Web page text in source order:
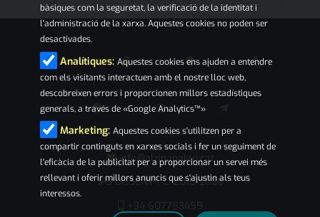
info@alzinapalau.cat
JPS DISSENY|© 2019-2026
bàsiques com la seguretat, la verificació de la identitat i
l'administració de la xarxa. Aquestes cookies no poden ser
desactivades.
Analítiques: Aquestes cookies ens ajuden a entendre
com els visitants interactuen amb el nostre lloc web,
descobreixen errors i proporcionen millors estadístiques
generals, a través de «Google Analytics™»
Marketing: Aquestes cookies s'utilitzen per a
compartir continguts en xarxes socials i fer un seguiment de
l'eficàcia de la publicitat per a proporcionar un servei més
rellevant i oferir millors anuncis que s'ajustin als teus
interessos.